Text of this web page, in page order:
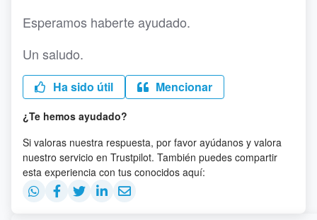
Esperamos haberte ayudado.
Un saludo.
Ha sido útil Mencionar
¿Te hemos ayudado?
Si valoras nuestra respuesta, por favor ayúdanos y valora
nuestro servicio en Trustpilot. También puedes compartir
esta experiencia con tus conocidos aquí: